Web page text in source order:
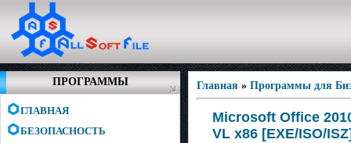
ПРОГРАММЫ
ГЛАВНАЯ
БЕЗОПАСНОСТЬ
Главная » Программы для
Microsoft Office
VL x86 [EXE/ISO/